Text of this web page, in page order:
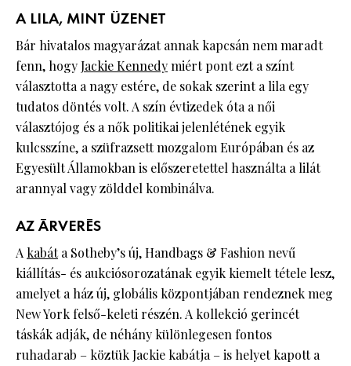
A LILA, MINT ÜZENET
Bár hivatalos magyarázat annak kapcsán nem maradt
fenn, hogyJackie Kennedymiért pont ezt a színt
választotta a nagy estére, de sokak szerint a lila egy
tudatos döntés volt. A szín évtizedek óta a női
választójog és a nők politikai jelenlétének egyik
kulcsszíne, a szüfrazsett mozgalom Európában és az
Egyesült Államokban is előszeretettel használta a lilát
arannyal vagy zölddel kombinálva.
AZ ÁRVERÉS
A kabáta Sotheby’s új, Handbags & Fashion nevű
kiállítás- és aukciósorozatának egyik kiemelt tétele lesz,
amelyet a ház új, globális központjában rendeznek meg
New York felső-keleti részén. A kollekció gerincét
táskák adják, de néhány különlegesen fontos
ruhadarab – köztük Jackie kabátja – is helyet kapott a